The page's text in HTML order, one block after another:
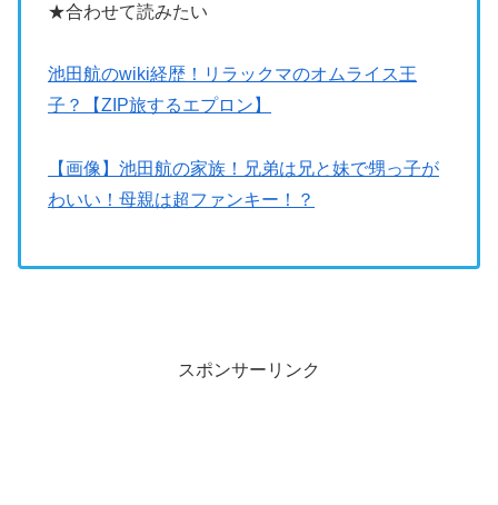
★合わせて読みたい
池田航のwiki経歴！リラックマのオムライス王
子？【ZIP旅するエプロン】
【画像】池田航の家族！兄弟は兄と妹で甥っ子が
わいい！母親は超ファンキー！？
スポンサーリンク